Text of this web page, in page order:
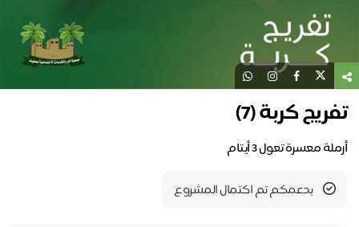
تفريج كربة (7)
أرملة معسرة تعول 3 أيتام
بدعمكم تم اكتمال المشروع